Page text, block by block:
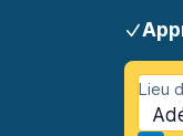
Lieu